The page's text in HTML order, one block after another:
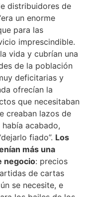
distribuidores de
un enorme
para las
imprescindible.
vida y cubrían una
de la población
deficitarias y
ofrecían la
que necesitaban
creaban lazos de
acabado,
fiado”. Los
más una
negocio: precios
de cartas
se necesite, e